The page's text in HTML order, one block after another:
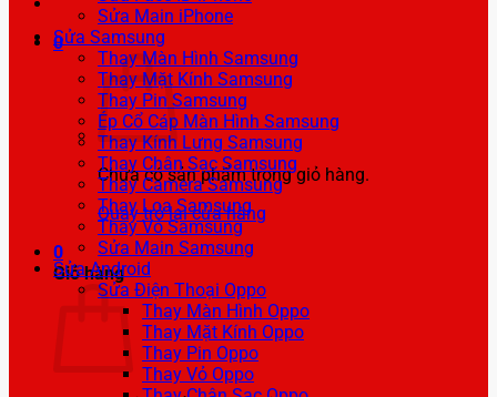
0
Chưa có sản phẩm trong giỏ hàng.
Quay trở lại cửa hàng
0
Giỏ hàng
Sửa Main iPhone
Sửa Samsung
Thay Màn Hình Samsung
Thay Mặt Kính Samsung
Thay Pin Samsung
Ép Cổ Cáp Màn Hình Samsung
Thay Kính Lưng Samsung
Thay Chân Sạc Samsung
Thay Camera Samsung
Thay Loa Samsung
Thay Vỏ Samsung
Sửa Main Samsung
Sửa Android
Sửa Điện Thoại Oppo
Thay Màn Hình Oppo
Thay Mặt Kính Oppo
Thay Pin Oppo
Thay Vỏ Oppo